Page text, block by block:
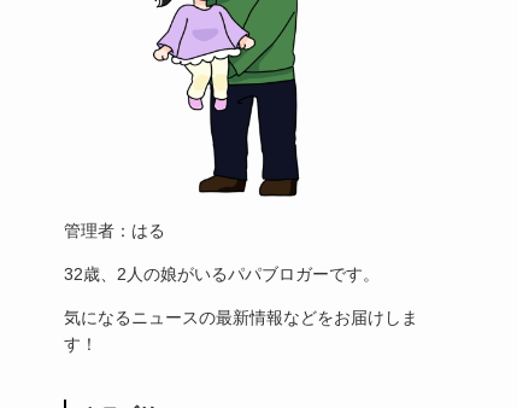
管理者：はる
32歳、2人の娘がいるパパブロガーです。
気になるニュースの最新情報などをお届けしま
す！